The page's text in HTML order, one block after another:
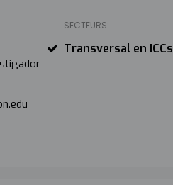
SECTEURS:
Transversal en ICCs